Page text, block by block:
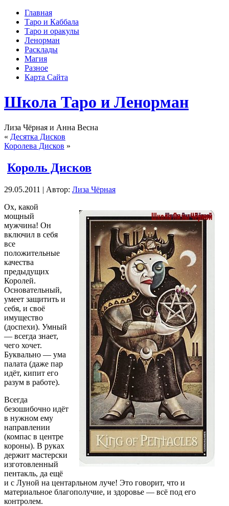
Главная
Таро и Каббала
Таро и оракулы
Ленорман
Расклады
Магия
Разное
Карта Сайта
Школа Таро и Ленорман
Лиза Чёрная и Анна Весна
« Десятка Дисков
Королева Дисков »
Король Дисков
29.05.2011 | Автор: Лиза Чёрная
Ох, какой
мощный
мужчина! Он
включил в себя
все
положительные
качества
предыдущих
Королей.
Основательный,
умеет защитить и
себя, и своё
имущество
(доспехи). Умный
— всегда знает,
чего хочет.
Буквально — ума
палата (даже пар
идёт, кипит его
разум в работе).
Всегда
безошибочно идёт
в нужном ему
направлении
(компас в центре
короны). В руках
держит мастерски
изготовленный
пентакль, да ещё
и с Луной на центарльном луче! Это говорит, что и
материальное благополучие, и здоровье — всё под его
контролем.